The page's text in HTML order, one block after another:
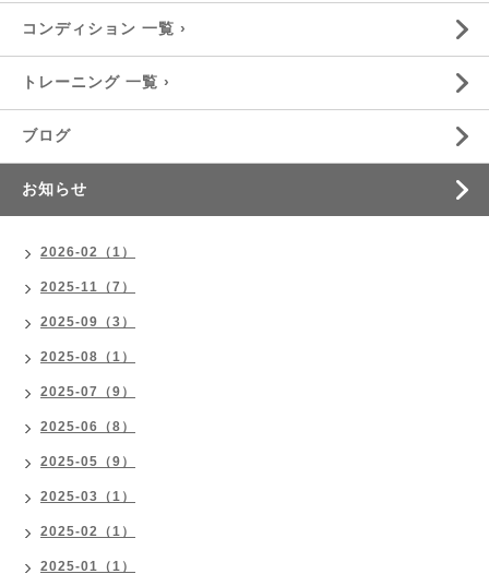
コンディション 一覧 ›
トレーニング 一覧 ›
ブログ
お知らせ
2026-02（1）
2025-11（7）
2025-09（3）
2025-08（1）
2025-07（9）
2025-06（8）
2025-05（9）
2025-03（1）
2025-02（1）
2025-01（1）